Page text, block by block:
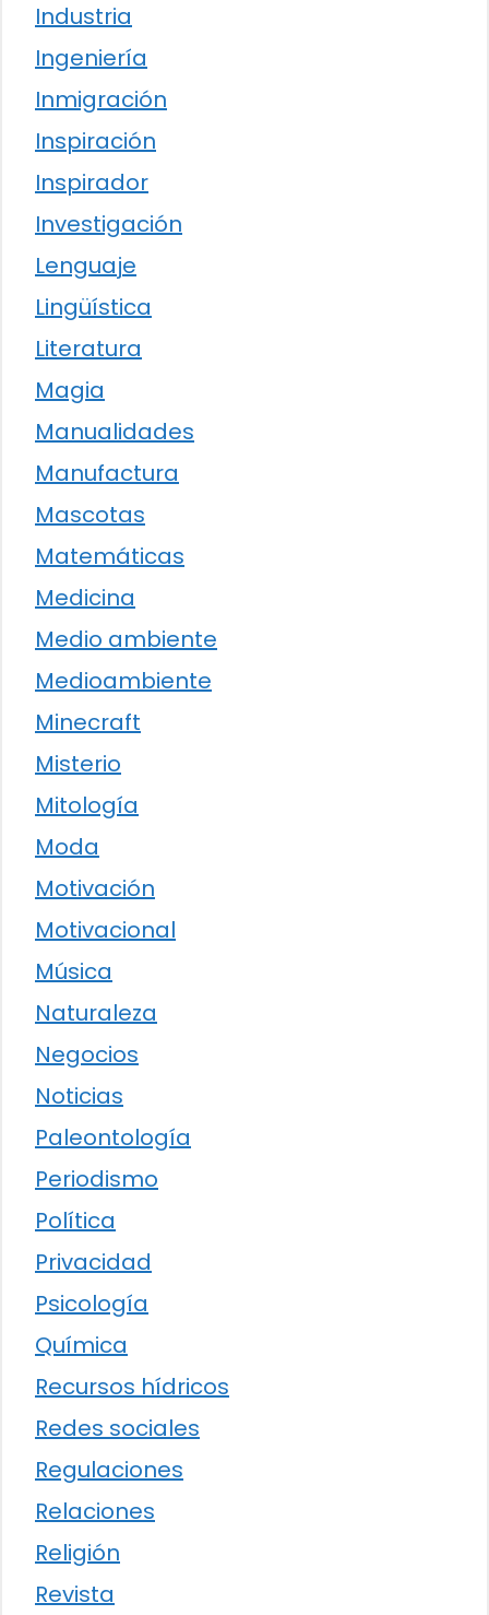
Industria
Ingeniería
Inmigración
Inspiración
Inspirador
Investigación
Lenguaje
Lingüística
Literatura
Magia
Manualidades
Manufactura
Mascotas
Matemáticas
Medicina
Medio ambiente
Medioambiente
Minecraft
Misterio
Mitología
Moda
Motivación
Motivacional
Música
Naturaleza
Negocios
Noticias
Paleontología
Periodismo
Política
Privacidad
Psicología
Química
Recursos hídricos
Redes sociales
Regulaciones
Relaciones
Religión
Revista